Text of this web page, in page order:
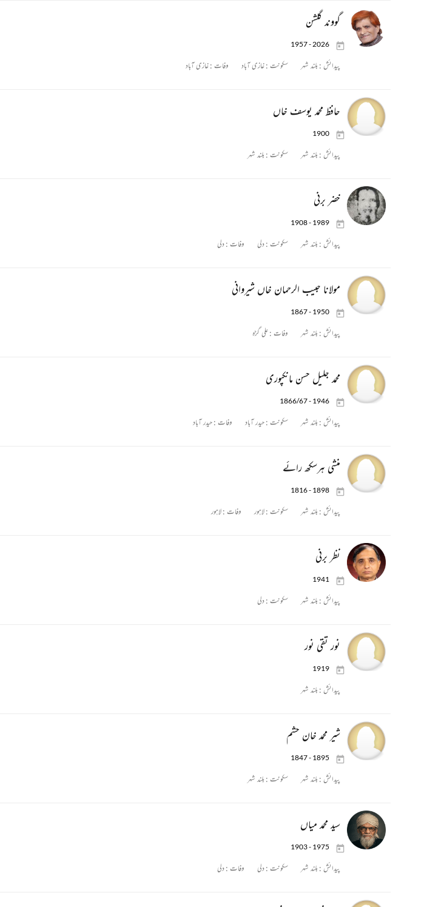
گووند گلشن
1957 - 2026
پیدائش : بلند شہر سکونت :غازی آباد وفات :غازی آباد
حافظ محمد یوسف خاں
1900
پیدائش : بلند شہر سکونت : بلند شہر
خضر برنی
1908 - 1989
پیدائش : بلند شہر سکونت :دلی وفات :دلی
مولانا حبیب الرحمان خاں شیروانی
1867 - 1950
پیدائش : بلند شہر وفات : علی گڑہ
محمد جلیل حسن مانکپوری
1866/67 - 1946
پیدائش : بلند شہر سکونت :حیدر آباد وفات :حیدر آباد
منشی ہرسکھ رائے
1816 - 1898
پیدائش : بلند شہر سکونت :لاہور وفات :لاہور
نظر برنی
1941
پیدائش : بلند شہر سکونت :دلی
نور تقی نور
1919
پیدائش : بلند شہر
شیر محمد خان حشم
1847 - 1895
پیدائش : بلند شہر سکونت : بلند شہر
سید محمد میاں
1903 - 1975
پیدائش : بلند شہر سکونت :دلی وفات :دلی